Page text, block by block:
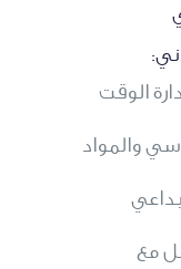
الوقت
والمواد
مع